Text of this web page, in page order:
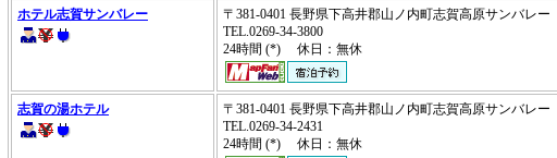
ホテル志賀サンバレー
〒381-0401 長野県下高井郡山ノ内町志賀高原サンバレー
TEL.0269-34-3800
24時間 (*) 休日：無休
志賀の湯ホテル
〒381-0401 長野県下高井郡山ノ内町志賀高原サンバレー
TEL.0269-34-2431
24時間 (*) 休日：無休